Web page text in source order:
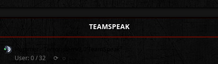
TEAMSPEAK
User: 0 / 32
⟳ ◌